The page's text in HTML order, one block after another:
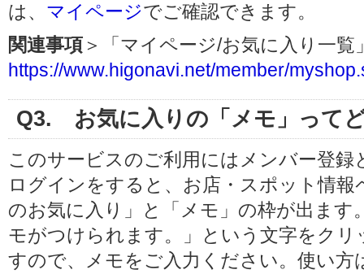
は、 マイページでご確認できます。
関連事項 ＞「マイページ/お気に入り一
https://www.higonavi.net/member/
Q3. お気に入りの「メモ」って
このサービスのご利用にはメンバー登録
ログインをすると、お店・スポット情
のお気に入り」と「メモ」の枠が出ま
モがつけられます。」という文字をク
すので、メモをご入力ください。使い